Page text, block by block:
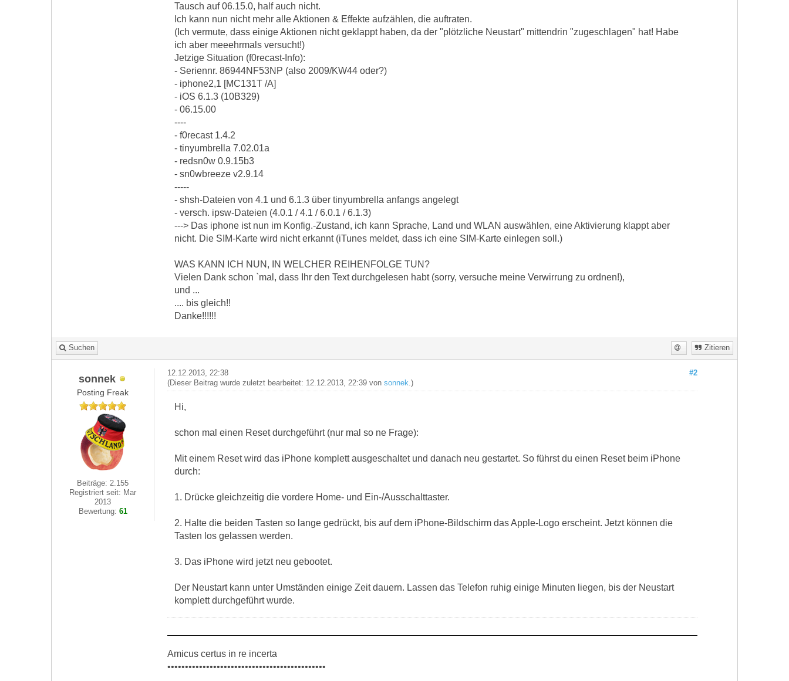
Tausch auf 06.15.0, half auch nicht.
Ich kann nun nicht mehr alle Aktionen & Effekte aufzählen, die auftraten.
(Ich vermute, dass einige Aktionen nicht geklappt haben, da der "plötzliche Neustart" mittendrin "zugeschlagen" hat! Habe
ich aber meeehrmals versucht!)
Jetzige Situation (f0recast-Info):
- Seriennr. 86944NF53NP (also 2009/KW44 oder?)
- iphone2,1 [MC131T /A]
- iOS 6.1.3 (10B329)
- 06.15.00
----
- f0recast 1.4.2
- tinyumbrella 7.02.01a
- redsn0w 0.9.15b3
- sn0wbreeze v2.9.14
-----
- shsh-Dateien von 4.1 und 6.1.3 über tinyumbrella anfangs angelegt
- versch. ipsw-Dateien (4.0.1 / 4.1 / 6.0.1 / 6.1.3)
---> Das iphone ist nun im Konfig.-Zustand, ich kann Sprache, Land und WLAN auswählen, eine Aktivierung klappt aber
nicht. Die SIM-Karte wird nicht erkannt (iTunes meldet, dass ich eine SIM-Karte einlegen soll.)
WAS KANN ICH NUN, IN WELCHER REIHENFOLGE TUN?
Vielen Dank schon `mal, dass Ihr den Text durchgelesen habt (sorry, versuche meine Verwirrung zu ordnen!),
und ...
.... bis gleich!!
Danke!!!!!!
Suchen Zitieren
sonnek
Posting Freak
Beiträge: 2.155
Registriert seit: Mar
2013
Bewertung: 61
#2
12.12.2013, 22:38
(Dieser Beitrag wurde zuletzt bearbeitet: 12.12.2013, 22:39 von sonnek .)
Hi,
schon mal einen Reset durchgeführt (nur mal so ne Frage):
Mit einem Reset wird das iPhone komplett ausgeschaltet und danach neu gestartet. So führst du einen Reset beim iPhone
durch:
1. Drücke gleichzeitig die vordere Home- und Ein-/Ausschalttaster.
2. Halte die beiden Tasten so lange gedrückt, bis auf dem iPhone-Bildschirm das Apple-Logo erscheint. Jetzt können die
Tasten los gelassen werden.
3. Das iPhone wird jetzt neu gebootet.
Der Neustart kann unter Umständen einige Zeit dauern. Lassen das Telefon ruhig einige Minuten liegen, bis der Neustart
komplett durchgeführt wurde.
Amicus certus in re incerta
•••••••••••••••••••••••••••••••••••••••••••••